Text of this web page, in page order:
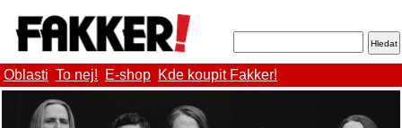
Oblasti To nej! E-shop Kde koupit Fakker!